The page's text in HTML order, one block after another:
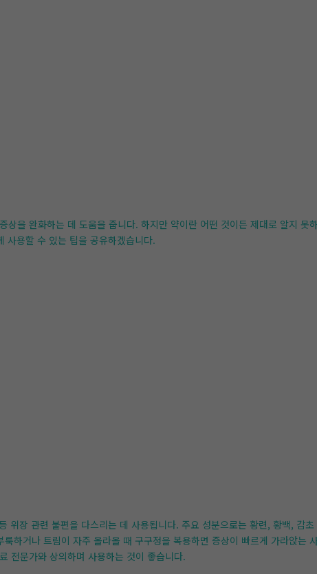
을 완화하는 데 도움을 줍니다. 하지만 약이란 어떤 것이든 제대로 알지 못
사용할 수 있는 팁을 공유하겠습니다.
장 관련 불편을 다스리는 데 사용됩니다. 주요 성분으로는 황련, 황백, 감
하거나 트림이 자주 올라올 때 구구정을 복용하면 증상이 빠르게 가라앉는
전문가와 상의하며 사용하는 것이 좋습니다.